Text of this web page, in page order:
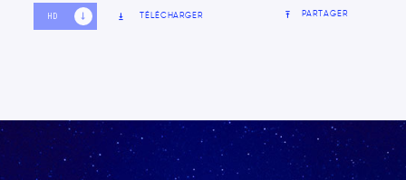
HD SD TÉLÉCHARGER PARTAGER